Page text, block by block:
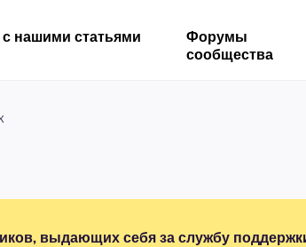
нашими статьями
Форумы
сообщества
выдающих себя за службу